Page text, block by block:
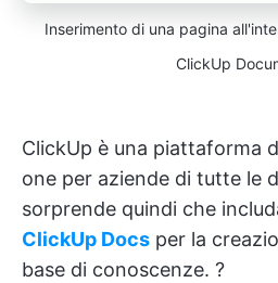
Inserimento di una pagina
ClickUp
ClickUp è una piattaforma
one per aziende di tutte le
sorprende quindi che
ClickUp Docs per la
base di conoscenze. ?